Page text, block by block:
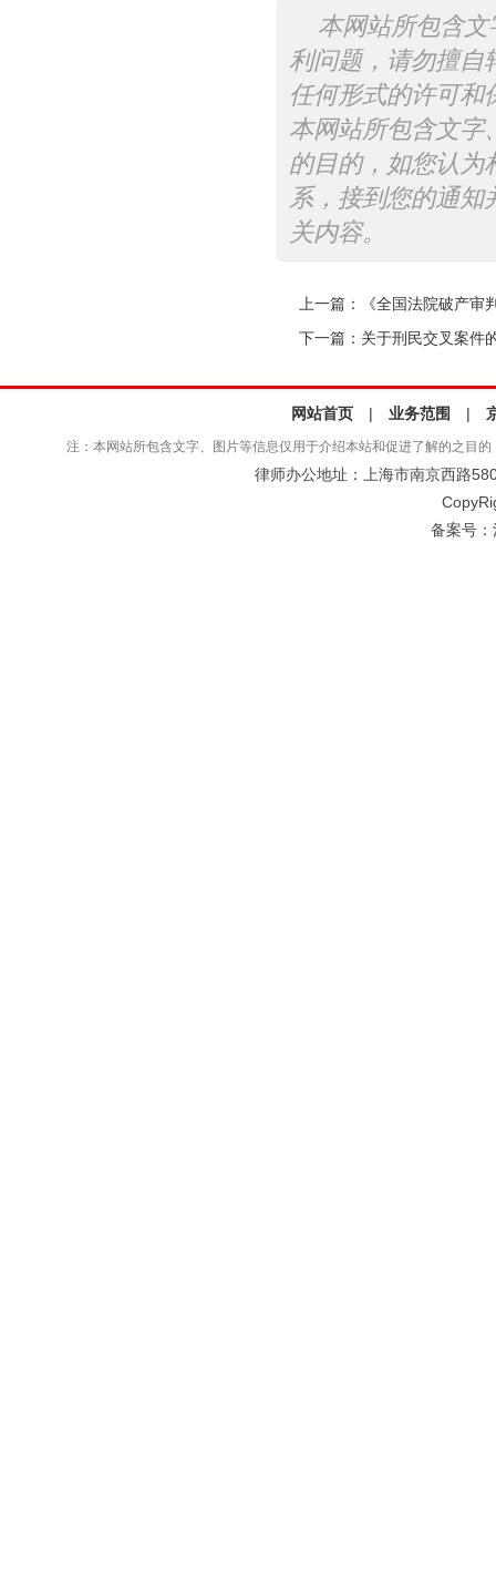
本网站所包含
利问题，请勿擅自
任何形式的许可和
本网站所包含文字
的目的，如您认为
系，接到您的通知
关内容。
上一篇： 《全国法院破产审
下一篇： 关于刑民交叉案件
网站首页 | 业务范围 |
注：本网站所包含文字、图片等信息仅用于介绍本站和促进了解的之目
律师办公地址：上海市南京西路
备案号：